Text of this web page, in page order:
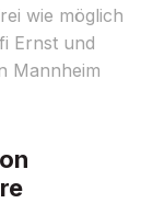
wie möglich
Ernst und
Mannheim